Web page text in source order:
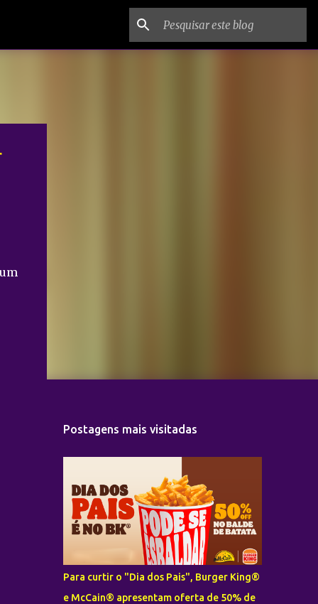
Postagens mais visitadas
Para curtir o "Dia dos Pais", Burger King®
e McCain® apresentam oferta de 50% de